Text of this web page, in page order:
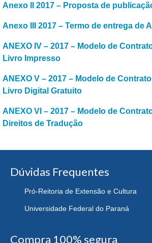
Anexo II 2017 – Proposta de
Anexo III 2017 – Termo de entrega de
ANEXO IV – 2017 – Modelo de
Livro Impresso
ANEXO V – 2017 – Modelo de
Livro Digital Gratuito
ANEXO VI – 2017 – Modelo de
Direitos de Tradução
Dúvidas Frequentes
Pró-Reitoria de Extensão e Cultura
Universidade Federal do Paraná
Compra 100% segura